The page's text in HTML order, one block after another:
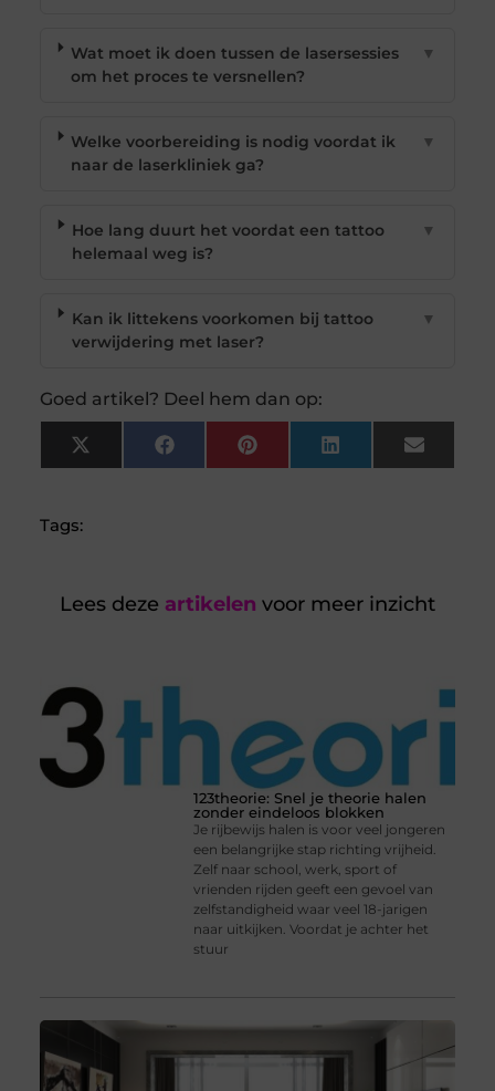
Wat moet ik doen tussen de lasersessies
om het proces te versnellen?
▼
Welke voorbereiding is nodig voordat ik
naar de laserkliniek ga?
▼
Hoe lang duurt het voordat een tattoo
helemaal weg is?
▼
Kan ik littekens voorkomen bij tattoo
verwijdering met laser?
▼
Goed artikel? Deel hem dan op:
X
(Twitter)
FacebookPinterest LinkedIn Email
Tags:
Lees deze artikelen voor meer inzicht
123theorie: Snel je theorie halen
zonder eindeloos blokken
Je rijbewijs halen is voor veel jongeren
een belangrijke stap richting vrijheid.
Zelf naar school, werk, sport of
vrienden rijden geeft een gevoel van
zelfstandigheid waar veel 18-jarigen
naar uitkijken. Voordat je achter het
stuur